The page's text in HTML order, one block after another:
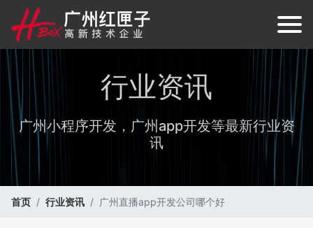
行业资讯
广州小程序开发，广州app开发等最新行业资
讯
首页 行业资讯 广州直播app开发公司哪个好